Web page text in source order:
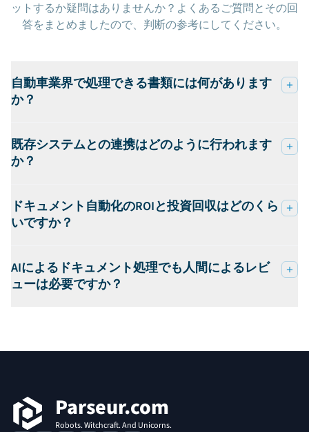
ットするか疑問はありませんか？よくあるご質問とその回
答をまとめましたので、判断の参考にしてください。
自動車業界で処理できる書類には何があります
か？
既存システムとの連携はどのように行われます
か？
ドキュメント自動化のROIと投資回収はどのくら
いですか？
AIによるドキュメント処理でも人間によるレビ
ューは必要ですか？
Parseur.com
Robots. Witchcraft. And Unicorns.